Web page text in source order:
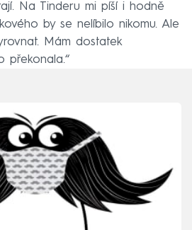
Na Tinderu mi píší i hodně
by se nelíbilo nikomu. Ale
Mám dostatek
překonala.“